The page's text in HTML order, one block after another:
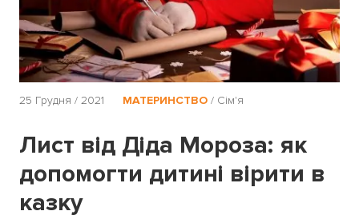
25 Грудня / 2021 МАТЕРИНСТВО / Сім'я
Лист від Діда Мороза: як
допомогти дитині вірити в
казку